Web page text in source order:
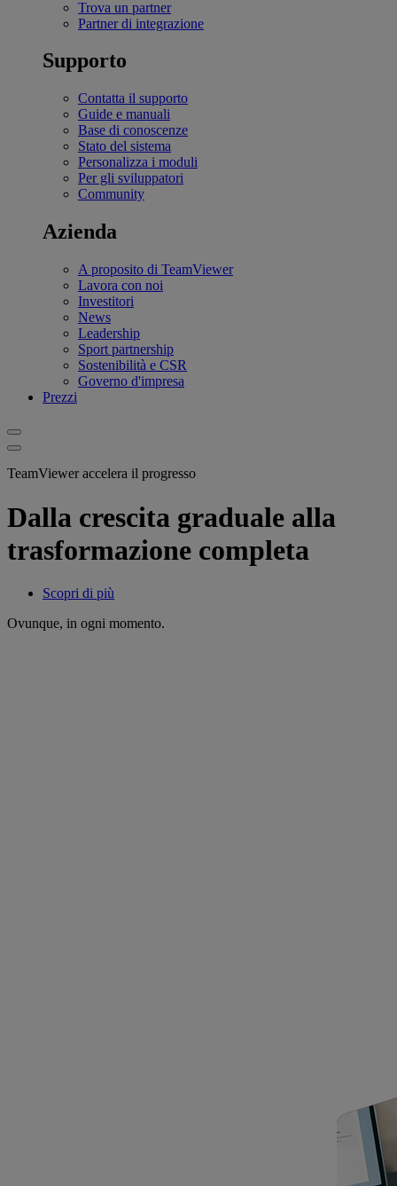
Trova un partner
Partner di integrazione
Supporto
Contatta il supporto
Guide e manuali
Base di conoscenze
Stato del sistema
Personalizza i moduli
Per gli sviluppatori
Community
Azienda
A proposito di TeamViewer
Lavora con noi
Investitori
News
Leadership
Sport partnership
Sostenibilità e CSR
Governo d'impresa
Prezzi
TeamViewer accelera il progresso
Dalla crescita graduale alla
trasformazione completa
Scopri di più
Ovunque, in ogni momento.